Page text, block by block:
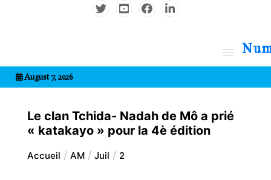
August 7, 2026
Le clan Tchida- Nadah de Mô a prié
« katakayo » pour la 4è édition
Accueil AM Juil 2